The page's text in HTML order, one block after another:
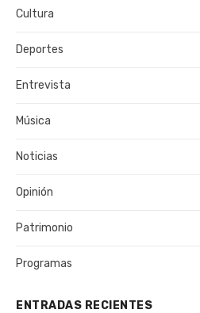
Cultura
Deportes
Entrevista
Música
Noticias
Opinión
Patrimonio
Programas
ENTRADAS RECIENTES